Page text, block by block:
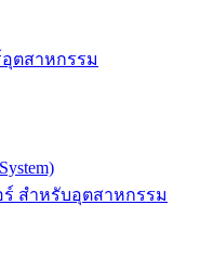
ตสาหกรรม
สำหรับอุตสาหกรรม